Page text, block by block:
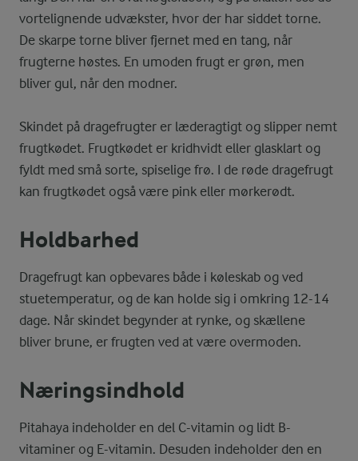
vortelignende udvækster, hvor der har siddet torne.
De skarpe torne bliver fjernet med en tang, når
frugterne høstes. En umoden frugt er grøn, men
bliver gul, når den modner.
Skindet på dragefrugter er læderagtigt og slipper nemt
frugtkødet. Frugtkødet er kridhvidt eller glasklart og
fyldt med små sorte, spiselige frø. I de røde dragefrugt
kan frugtkødet også være pink eller mørkerødt.
Holdbarhed
Dragefrugt kan opbevares både i køleskab og ved
stuetemperatur, og de kan holde sig i omkring 12-14
dage. Når skindet begynder at rynke, og skællene
bliver brune, er frugten ved at være overmoden.
Næringsindhold
Pitahaya indeholder en del C-vitamin og lidt B-
vitaminer og E-vitamin. Desuden indeholder den en